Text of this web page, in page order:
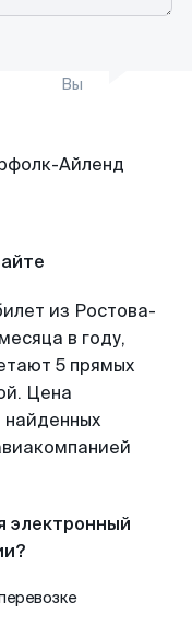
Вы
из Ростова-
в году,
5 прямых
Цена
найденных
электронный